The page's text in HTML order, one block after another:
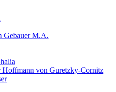
Gebauer M.A.
Hoffmann von Guretzky-Cornitz